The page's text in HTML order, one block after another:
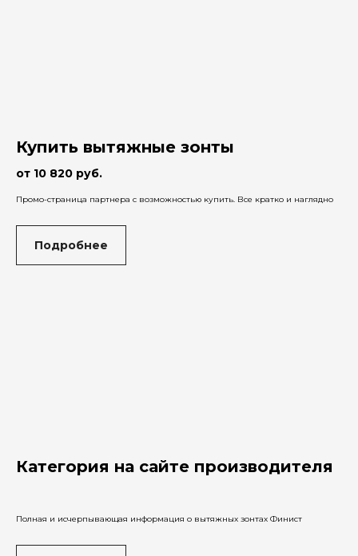
Купить вытяжные зонты
от 10 820 руб.
Промо-страница партнера c возможностью купить. Все кратко и наглядно
Подробнее
Категория на сайте производителя
Полная и исчерпывающая информация о вытяжных зонтах Финист